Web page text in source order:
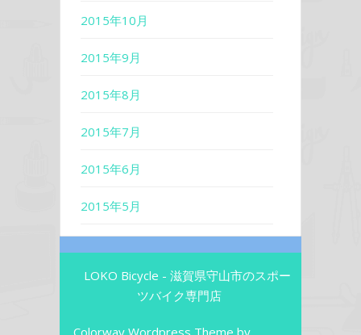
2015年10月
2015年9月
2015年8月
2015年7月
2015年6月
2015年5月
LOKO Bicycle - 滋賀県守山市のスポー
ツバイク専門店